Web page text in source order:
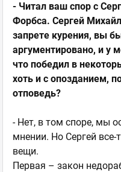
- Читал ваш спор с
Форбса. Сергей
запрете курения, вы
аргументировано, и у
что победил в
хоть и с опозданием,
отповедь?
- Нет, в том споре, мы
мнении. Но Сергей
вещи.
Первая – закон